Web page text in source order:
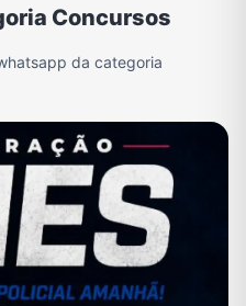
Concursos
da categoria